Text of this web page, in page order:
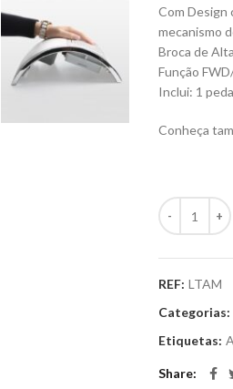
Com Design
mecanismo
Broca de
Função
Inclui: 1
Conheça
REF: LTAM
Categorias:
Etiquetas:
Share